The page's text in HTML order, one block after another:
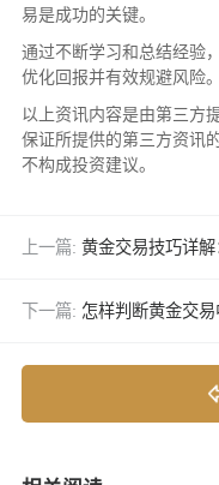
易是成功的关键。
通过不断学习和总结经验
优化回报并有效规避风险。
以上资讯内容是由第三方
保证所提供的第三方资讯
不构成投资建议。
上一篇: 黄金交易技巧详
下一篇: 怎样判断黄金交易